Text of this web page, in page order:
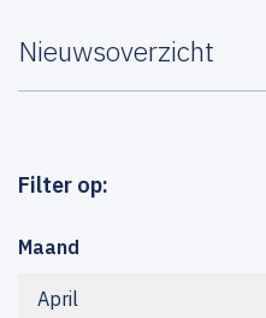
Nieuwsoverzicht
Filter op:
Maand
April